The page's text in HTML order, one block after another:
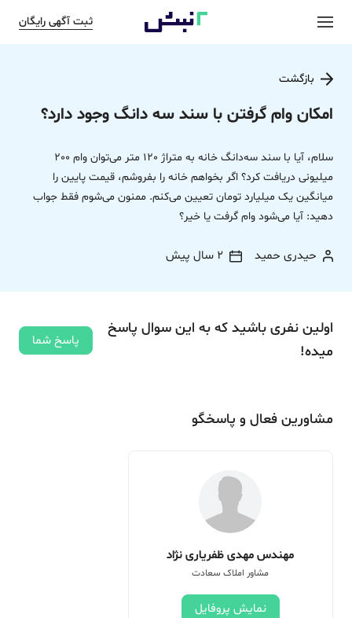
ثبت آگهی رایگان
بازگشت
امکان وام گرفتن با سند سه دانگ وجود دارد؟
سلام، آیا با سند سه‌دانگ خانه به متراژ 120 متر می‌توان وام 200
میلیونی دریافت کرد؟ اگر بخواهم خانه را بفروشم، قیمت پایین را
میانگین یک میلیارد تومان تعیین می‌کنم. ممنون می‌شوم فقط جواب
دهید: آیا می‌شود وام گرفت یا خیر؟
حیدری حمید 2 سال پیش
اولین نفری باشید که به این سوال پاسخ
میده!
پاسخ شما
مشاورین فعال و پاسخگو
مهندس مهدی ظفریاری نژاد
مشاور املاک سعادت
نمایش پروفایل